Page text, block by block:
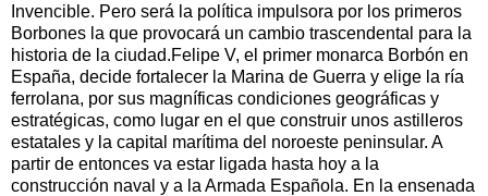
Invencible. Pero será la política impulsora por los primeros
Borbones la que provocará un cambio trascendental para la
historia de la ciudad.Felipe V, el primer monarca Borbón en
España, decide fortalecer la Marina de Guerra y elige la ría
ferrolana, por sus magníficas condiciones geográficas y
estratégicas, como lugar en el que construir unos astilleros
estatales y la capital marítima del noroeste peninsular. A
partir de entonces va estar ligada hasta hoy a la
construcción naval y a la Armada Española. En la ensenada